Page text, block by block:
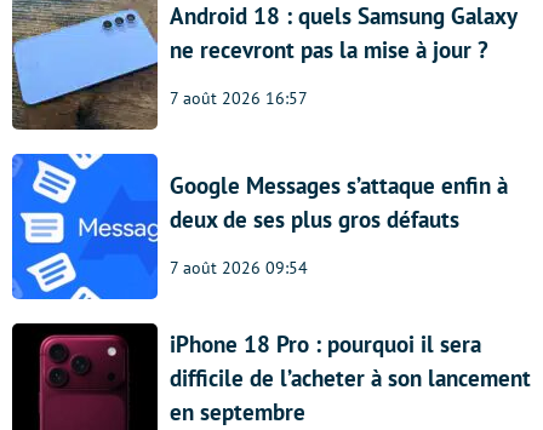
Android 18 : quels Samsung Galaxy
ne recevront pas la mise à jour ?
7 août 2026 16:57
Google Messages s’attaque enfin à
deux de ses plus gros défauts
7 août 2026 09:54
iPhone 18 Pro : pourquoi il sera
difficile de l’acheter à son lancement
en septembre